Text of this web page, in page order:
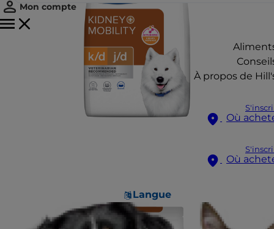
Mon compte
À propos de
Où
Où
Langue